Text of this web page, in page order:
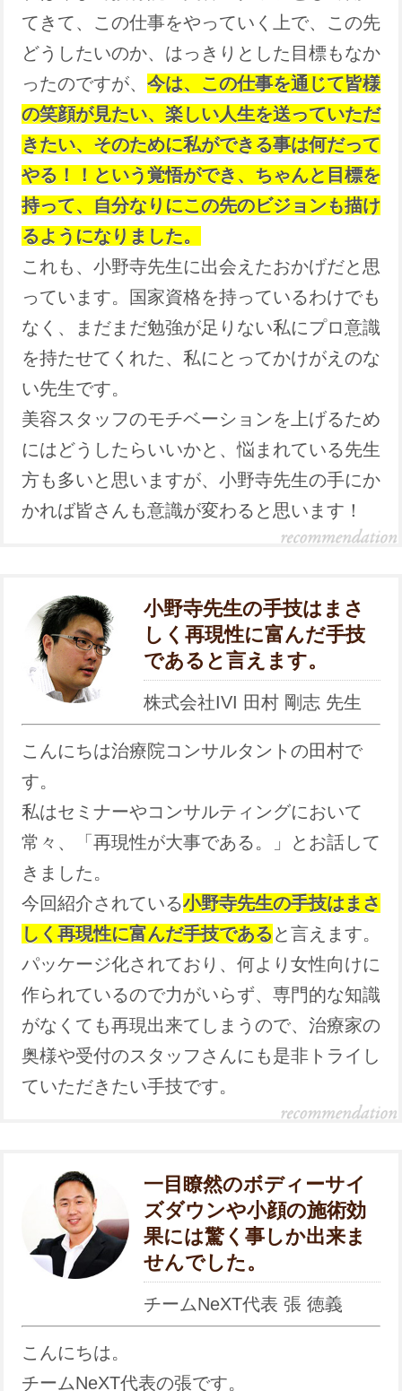
てきて、この仕事をやっていく上で、この先
どうしたいのか、はっきりとした目標もなか
ったのですが、 今は、この仕事を通じて皆様
の笑顔が見たい、楽しい人生を送っていただ
きたい、そのために私ができる事は何だって
やる！！という覚悟ができ、ちゃんと目標を
持って、自分なりにこの先のビジョンも描け
るようになりました。
これも、小野寺先生に出会えたおかげだと思
っています。国家資格を持っているわけでも
なく、まだまだ勉強が足りない私にプロ意識
を持たせてくれた、私にとってかけがえのな
い先生です。
美容スタッフのモチベーションを上げるため
にはどうしたらいいかと、悩まれている先生
方も多いと思いますが、小野寺先生の手にか
かれば皆さんも意識が変わると思います！
小野寺先生の手技はまさ
しく再現性に富んだ手技
であると言えます。
株式会社IVI 田村 剛志 先生
こんにちは治療院コンサルタントの田村で
す。
私はセミナーやコンサルティングにおいて
常々、「再現性が大事である。」とお話して
きました。
今回紹介されている小野寺先生の手技はまさ
しく再現性に富んだ手技であると言えます。
パッケージ化されており、何より女性向けに
作られているので力がいらず、専門的な知識
がなくても再現出来てしまうので、治療家の
奥様や受付のスタッフさんにも是非トライし
ていただきたい手技です。
一目瞭然のボディーサイ
ズダウンや小顔の施術効
果には驚く事しか出来ま
せんでした。
チームNeXT代表 張 徳義
こんにちは。
チームNeXT代表の張です。